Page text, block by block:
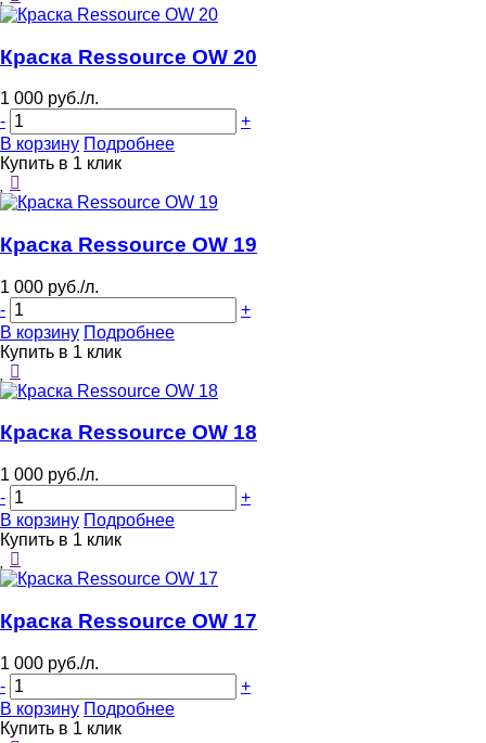
Краска Ressource OW 20
1 000 руб./л.
-
+
В корзину Подробнее
Купить в 1 клик
Краска Ressource OW 19
1 000 руб./л.
-
+
В корзину Подробнее
Купить в 1 клик
Краска Ressource OW 18
1 000 руб./л.
-
+
В корзину Подробнее
Купить в 1 клик
Краска Ressource OW 17
1 000 руб./л.
-
+
В корзину Подробнее
Купить в 1 клик